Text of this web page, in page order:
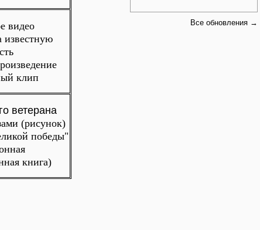
видео
известную
клип
ветерана
(рисунок)
победы"
книга)
Все обновления →